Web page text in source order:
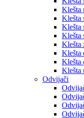
Klešta
Klešta
Klešta
Klešta
Klešta
Klešta
Klešta
Klešta
Odvijači